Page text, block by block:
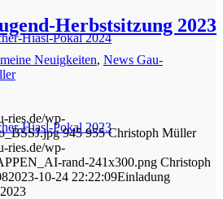
Hiasl-Pokal 2024
Hiasl-Pokal 2023
Herbstsitzung 2023
Neuigkeiten, News Gau-
ries.de/wp-
945 955 Christoph Müller
ries.de/wp-
rand-241x300.png Christoph
2023-10-24 22:22:09Einladung